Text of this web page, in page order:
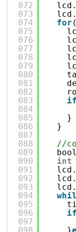
072
073
074
075
076
077
078
079
080
081
082
083
084
085
086
087
088
089
090
091
092
093
094
095
096
097
for (
if
}
}
//
int
if